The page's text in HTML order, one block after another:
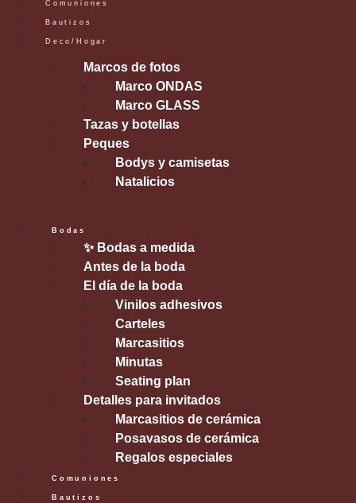
Comuniones
Bautizos
Deco/Hogar
Marcos de fotos
Marco ONDAS
Marco GLASS
Tazas y botellas
Peques
Bodys y camisetas
Natalicios
Bodas
✨ Bodas a medida
Antes de la boda
El día de la boda
Vinilos adhesivos
Carteles
Marcasitios
Minutas
Seating plan
Detalles para invitados
Marcasitios de cerámica
Posavasos de cerámica
Regalos especiales
Comuniones
Bautizos